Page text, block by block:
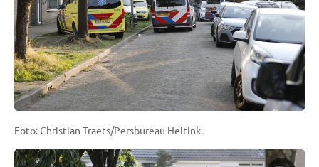
Foto: Christian Traets/Persbureau Heitink.